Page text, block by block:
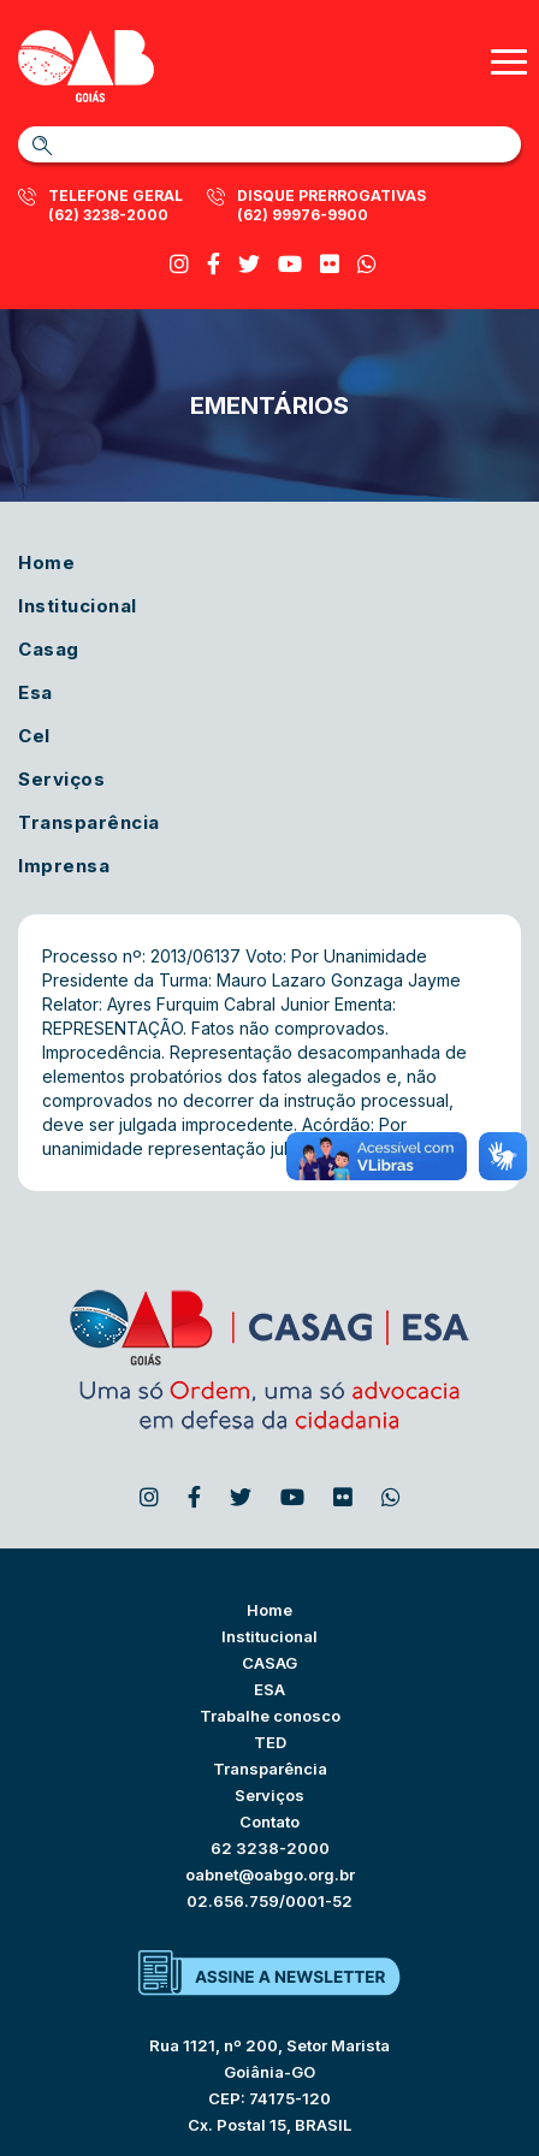
TELEFONE GERAL
(62) 3238-2000
DISQUE PRERROGATIVAS
(62) 99976-9900
EMENTÁRIOS
Home
Institucional
Casag
Esa
Cel
Serviços
Transparência
Imprensa
Processo nº: 2013/06137 Voto: Por Unanimidade
Presidente da Turma: Mauro Lazaro Gonzaga Jayme
Relator: Ayres Furquim Cabral Junior Ementa:
REPRESENTAÇÃO. Fatos não comprovados.
Improcedência. Representação desacompanhada de
elementos probatórios dos fatos alegados e, não
comprovados no decorrer da instrução processual,
deve ser julgada improcedente. Acórdão: Por
unanimidade representação julgada Improcedente.
Home
Institucional
CASAG
ESA
Trabalhe conosco
TED
Transparência
Serviços
Contato
62 3238-2000
oabnet@oabgo.org.br
02.656.759/0001-52
Rua 1121, nº 200, Setor Marista
Goiânia-GO
CEP: 74175-120
Cx. Postal 15, BRASIL